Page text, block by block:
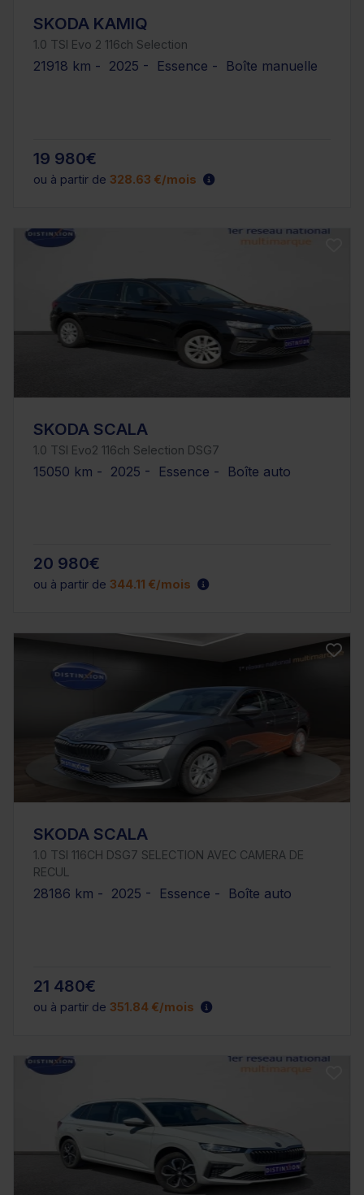
SKODA KAMIQ
1.0 TSI Evo 2 116ch Selection
21918 km - 2025 - Essence - Boîte manuelle
19 980€
ou à partir de 328.63 €/mois
SKODA SCALA
1.0 TSI Evo2 116ch Selection DSG7
15050 km - 2025 - Essence - Boîte auto
20 980€
ou à partir de 344.11 €/mois
SKODA SCALA
1.0 TSI 116CH DSG7 SELECTION AVEC CAMERA DE
RECUL
28186 km - 2025 - Essence - Boîte auto
21 480€
ou à partir de 351.84 €/mois